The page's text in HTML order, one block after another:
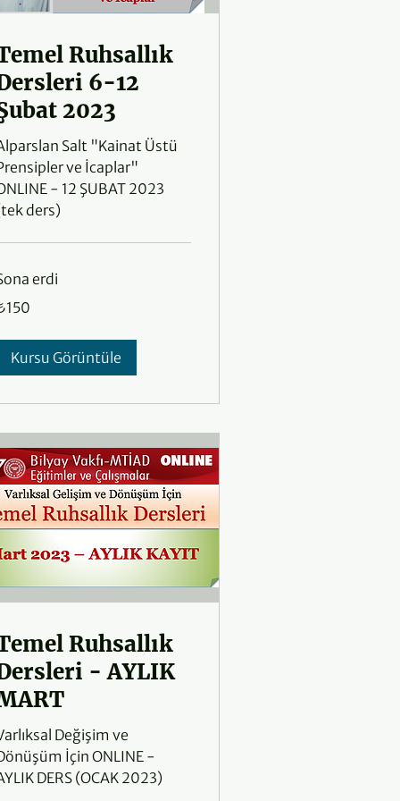
Ruhsallık
6-12
2023
Salt "Kainat Üstü
ve İcaplar"
- 12 ŞUBAT 2023
ders)
erdi
Kursu Görüntüle
Ruhsallık
- AYLIK
Değişim ve
İçin ONLINE -
DERS (OCAK 2023)